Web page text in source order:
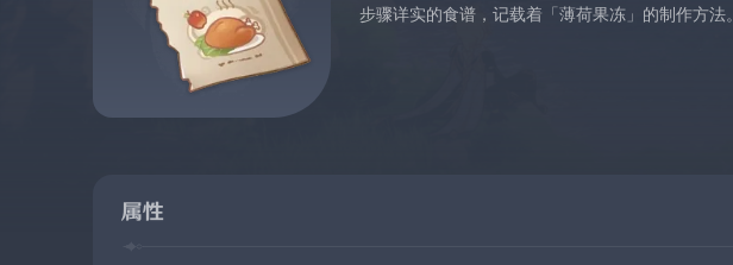
步骤详实的食谱，记载着「薄荷果冻」的制作方法。
属性